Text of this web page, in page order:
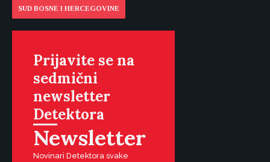
SUD BOSNE I HERCEGOVINE
Prijavite se na
sedmični
newsletter
Detektora
Newsletter
Novinari Detektora svake